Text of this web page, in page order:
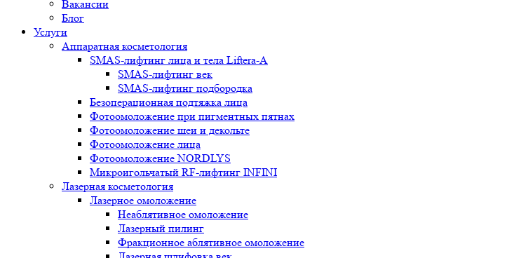
Вакансии
Блог
Услуги
Аппаратная косметология
SMAS-лифтинг лица и тела Liftera-A
SMAS-лифтинг век
SMAS-лифтинг подбородка
Безоперационная подтяжка лица
Фотоомоложение при пигментных пятнах
Фотоомоложение шеи и декольте
Фотоомоложение лица
Фотоомоложение NORDLYS
Микроигольчатый RF-лифтинг INFINI
Лазерная косметология
Лазерное омоложение
Неаблятивное омоложение
Лазерный пилинг
Фракционное аблятивное омоложение